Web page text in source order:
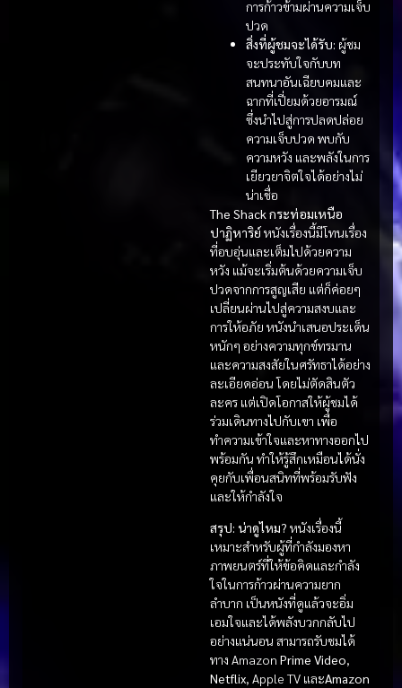
การก้าวข้ามผ่านความเจ็บ
ปวด
สิ่งที่ผู้ชมจะได้รับ: ผู้ชม
จะประทับใจกับบท
สนทนาอันเฉียบคมและ
ฉากที่เปี่ยมด้วยอารมณ์
ซึ่งนำไปสู่การปลดปล่อย
ความเจ็บปวด พบกับ
ความหวัง และพลังในการ
เยียวยาจิตใจได้อย่างไม่
น่าเชื่อ
The Shack กระท่อมเหนือ
ปาฏิหาริย์หนังเรื่องนี้มีโทนเรื่อง
ที่อบอุ่นและเต็มไปด้วยความ
หวัง แม้จะเริ่มต้นด้วยความเจ็บ
ปวดจากการสูญเสีย แต่ก็ค่อยๆ
เปลี่ยนผ่านไปสู่ความสงบและ
การให้อภัย หนังนำเสนอประเด็น
หนักๆ อย่างความทุกข์ทรมาน
และความสงสัยในศรัทธาได้อย่าง
ละเอียดอ่อน โดยไม่ตัดสินตัว
ละคร แต่เปิดโอกาสให้ผู้ชมได้
ร่วมเดินทางไปกับเขา เพื่อ
ทำความเข้าใจและหาทางออกไป
พร้อมกัน ทำให้รู้สึกเหมือนได้นั่ง
คุยกับเพื่อนสนิทที่พร้อมรับฟัง
และให้กำลังใจ
สรุป: น่าดูไหม? หนังเรื่องนี้
เหมาะสำหรับผู้ที่กำลังมองหา
ภาพยนตร์ที่ให้ข้อคิดและกำลัง
ใจในการก้าวผ่านความยาก
ลำบาก เป็นหนังที่ดูแล้วจะอิ่ม
เอมใจและได้พลังบวกกลับไป
อย่างแน่นอน สามารถรับชมได้
ทาง Amazon Prime Video,
Netflix, Apple TV และAmazon